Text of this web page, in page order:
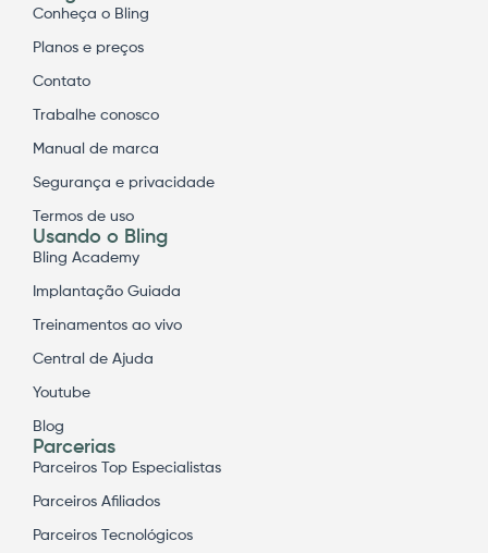
Conheça o Bling
Planos e preços
Contato
Trabalhe conosco
Manual de marca
Segurança e privacidade
Termos de uso
Usando o Bling
Bling Academy
Implantação Guiada
Treinamentos ao vivo
Central de Ajuda
Youtube
Blog
Parcerias
Parceiros Top Especialistas
Parceiros Afiliados
Parceiros Tecnológicos